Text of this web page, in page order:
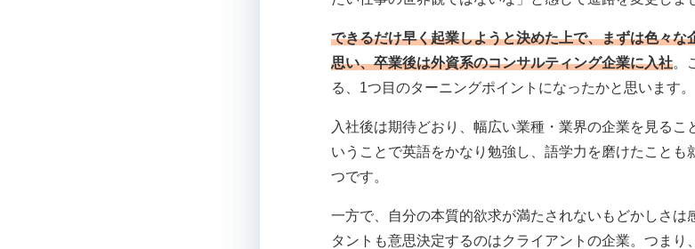
できるだけ早く起業しようと決めた上で、まずは色々な
思い、卒業後は外資系のコンサルティング企業に入社。
る、1つ目のターニングポイントになったかと思います。
入社後は期待どおり、幅広い業種・業界の企業を見るこ
いうことで英語をかなり勉強し、語学力を磨けたことも
つです。
一方で、自分の本質的欲求が満たされないもどかしさは
タントも意思決定するのはクライアントの企業。つまり